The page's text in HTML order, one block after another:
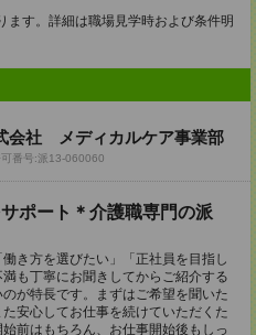
ます。詳細は職場見学時および条件明
会社 メディカルケア事業部
番号:派13-060060
ポート＊介護職専門の派
き方を選びたい」「正社員を目指し
も丁寧にお聞きしてからご紹介する
が特長です。まずはご希望を聞いた
安心してお仕事を続けていただくた
前はもちろん、お仕事開始後もしっ